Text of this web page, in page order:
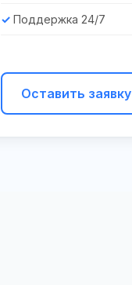
Поддержка 24/7
Оставить заявку